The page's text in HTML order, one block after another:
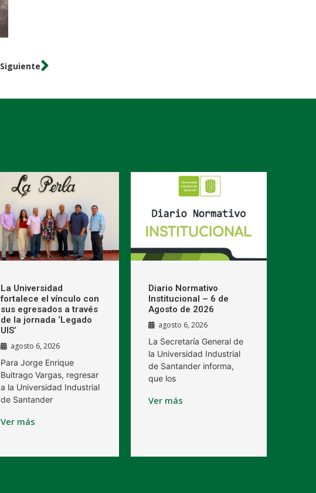
Siguiente
La Universidad
fortalece el vínculo con
sus egresados a través
de la jornada ‘Legado
UIS’
agosto 6, 2026
Para Jorge Enrique
Buitrago Vargas, regresar
a la Universidad Industrial
de Santander
Ver más
Diario Normativo
Institucional – 6 de
Agosto de 2026
agosto 6, 2026
La Secretaría General de
la Universidad Industrial
de Santander informa,
que los
Ver más